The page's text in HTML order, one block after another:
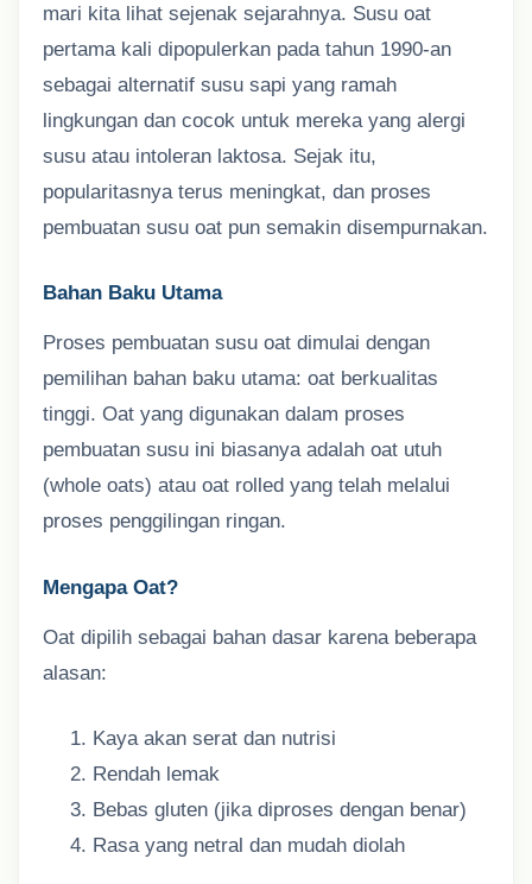
mari kita lihat sejenak sejarahnya. Susu oat
pertama kali dipopulerkan pada tahun 1990-an
sebagai alternatif susu sapi yang ramah
lingkungan dan cocok untuk mereka yang alergi
susu atau intoleran laktosa. Sejak itu,
popularitasnya terus meningkat, dan proses
pembuatan susu oat pun semakin disempurnakan.
Bahan Baku Utama
Proses pembuatan susu oat dimulai dengan
pemilihan bahan baku utama: oat berkualitas
tinggi. Oat yang digunakan dalam proses
pembuatan susu ini biasanya adalah oat utuh
(whole oats) atau oat rolled yang telah melalui
proses penggilingan ringan.
Mengapa Oat?
Oat dipilih sebagai bahan dasar karena beberapa
alasan:
Kaya akan serat dan nutrisi
Rendah lemak
Bebas gluten (jika diproses dengan benar)
Rasa yang netral dan mudah diolah